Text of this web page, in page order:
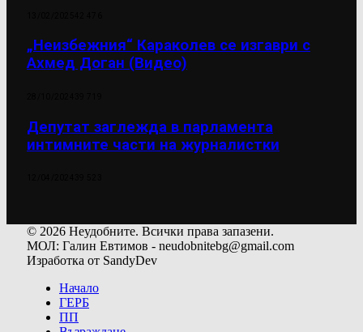
„Неизбежния“ Караколев се изгаври с
Ахмед Доган (Видео)
Депутат заглежда в парламента
интимните части на журналистки
© 2026 Неудобните. Всички права запазени.
МОЛ: Галин Евтимов - neudobnitebg@gmail.com
Изработка от SandyDev
Начало
ГЕРБ
ПП